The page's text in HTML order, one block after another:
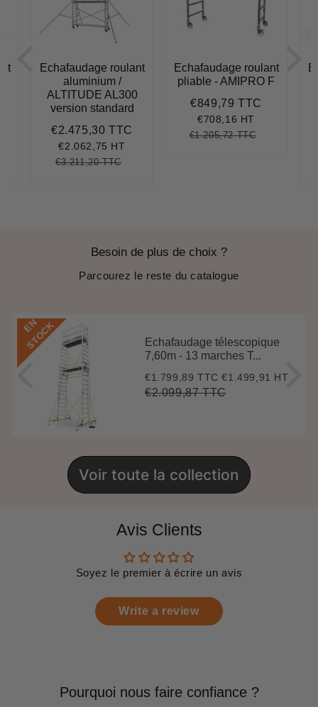
Echafaudage roulant
aluminium /
ALTITUDE AL300
version standard
Prix
réduit
€2.475,30 TTC
€2.062,75 HT
Prix
€3.211,20 TTC€3.211,20
Echafaudage roulant
pliable - AMIPRO F
Prix
réduit
€849,79 TTC
€708,16 HT
Prix
€1.205,72 TTC€1.205,72
Besoin de plus de choix ?
Parcourez le reste du catalogue
E
N
S
T
O
C
K
Echafaudage télescopique
7,60m - 13 marches T...
Prix
réduit
€1.799,89 TTC€1.799,89
€1.499,91 HT
Prix
€2.099,87 TTC€2.099,87
Voir toute la collection
Avis Clients
Soyez le premier à écrire un avis
Write a review
Pourquoi nous faire confiance ?